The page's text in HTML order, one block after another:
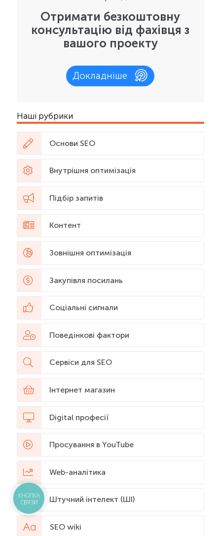
Отримати безкоштовну
консультацію від фахівця з
вашого проекту
Докладніше
Наші рубрики
Основи SEO
Внутрішня оптимізація
Підбір запитів
Контент
Зовнішня оптимізація
Закупівля посилань
Соціальні сигнали
Поведінкові фактори
Сервіси для SEO
Інтернет магазин
Digital професії
Просування в YouTube
Web-аналітика
Штучний інтелект (ШІ)
SEO wiki
КНОПКА
СВЯЗИ